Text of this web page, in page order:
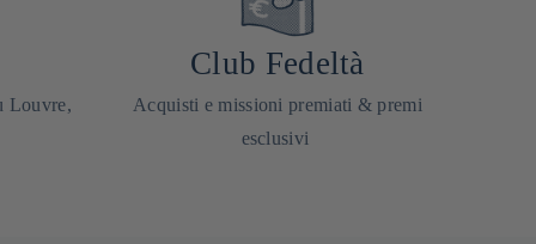
Louvre,
Club Fedeltà
Acquisti e missioni premiati & premi
esclusivi